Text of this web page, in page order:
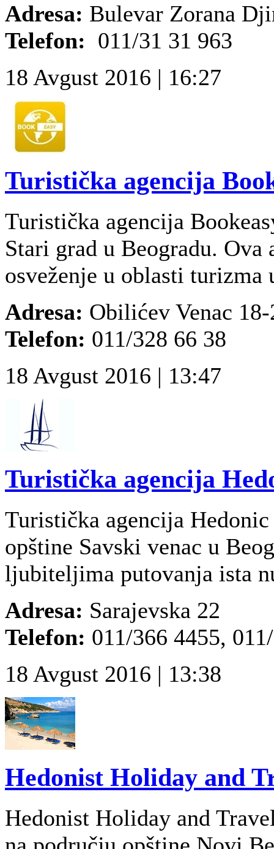
Adresa: Bulevar Zorana
Telefon: 011/31 31 963
18 Avgust 2016 | 16:27
Turistička agencija
Turistička agencija
Stari grad u Beogradu.
osveženje u oblasti turizma
Adresa: Obilićev Venac
Telefon: 011/328 66 38
18 Avgust 2016 | 13:47
Turistička agencija
Turistička agencija
opštine Savski venac u
ljubiteljima putovanja ista
Adresa: Sarajevska 22
Telefon: 011/366 4455,
18 Avgust 2016 | 13:38
Hedonist Holiday and
Hedonist Holiday and